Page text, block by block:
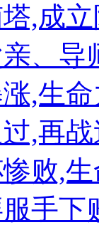
,成
、
,生
,再
败,
手